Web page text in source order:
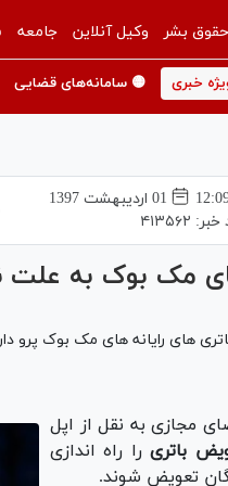
حقوق بشر وکیل آنلاین جامعه
خبری 🟡 سامانه‌های قضایی
01 ارديبهشت 1397
خبر: ۴۱۳۵۶۲
مک بوک به
های رایانه های مک بوک پرو
مجازی به نقل از اپل
باتریرا راه اندازی
تعویض شوند.